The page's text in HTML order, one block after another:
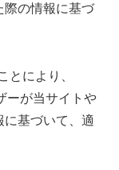
際の情報に基づ
とにより、
ーが当サイトや
に基づいて、適